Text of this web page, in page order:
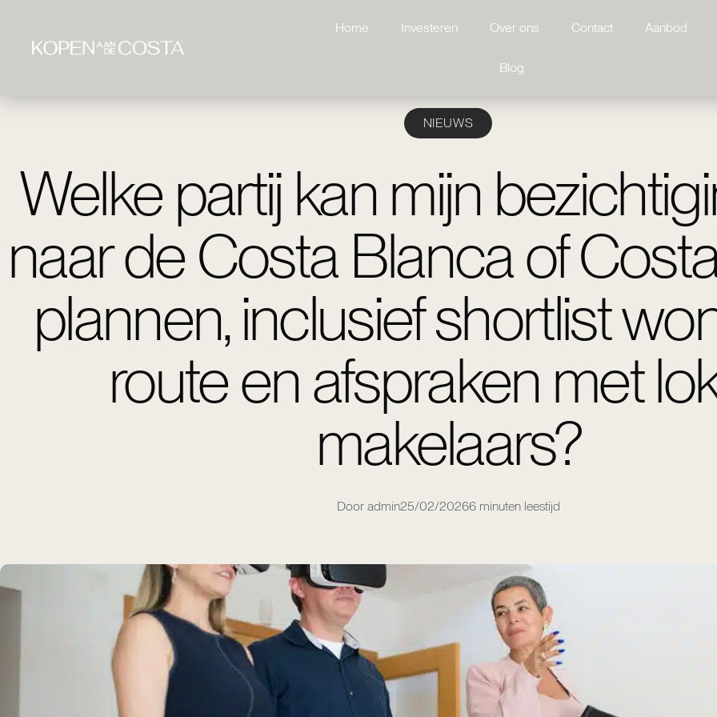
Home Investeren Over ons Contact Aanbod
Blog
NIEUWS
Welke partij kan mijn
naar de Costa Blanca of
plannen, inclusief shortlist
route en afspraken met
makelaars?
Door admin25/02/20266 minuten leestijd